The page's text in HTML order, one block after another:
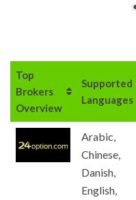
Top
Brokers
Overview
Supported
Languages
Arabic,
Chinese,
Danish,
English,